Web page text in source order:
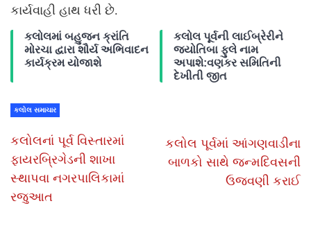
કાર્યવાહી હાથ ધરી છે.
કલોલમાં બહુજન ક્રાંતિ
મોરચા દ્વારા શૌર્ય અભિવાદન
કાર્યક્રમ યોજાશે
કલોલ પૂર્વની લાઈબ્રેરીને
જ્યોતિબા ફુલે નામ
અપાશે:વણકર સમિતિની
દેખીતી જીત
કલોલ સમાચાર
કલોલનાં પૂર્વ વિસ્તારમાં
ફાયરબ્રિગેડની શાખા
સ્થાપવા નગરપાલિકામાં
રજુઆત
કલોલ પૂર્વમાં આંગણવાડીના
બાળકો સાથે જન્મદિવસની
ઉજવણી કરાઈ